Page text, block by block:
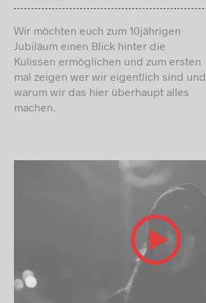
Wir möchten euch zum 10jährigen
Jubiläum einen Blick hinter die
Kulissen ermöglichen und zum ersten
mal zeigen wer wir eigentlich sind und
warum wir das hier überhaupt alles
machen.